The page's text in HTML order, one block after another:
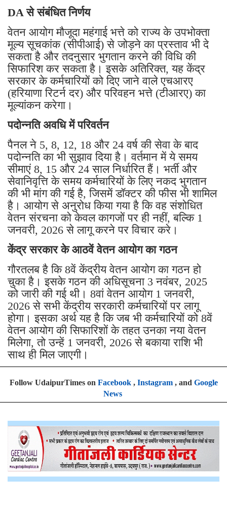
DA से संबंधित निर्णय
वेतन आयोग मौजूदा महंगाई भत्ते को राज्य के उपभोक्ता
मूल्य सूचकांक (सीपीआई) से जोड़ने का प्रस्ताव भी दे
सकता है और तदनुसार भुगतान करने की विधि की
सिफारिश कर सकता है। इसके अतिरिक्त, यह केंद्र
सरकार के कर्मचारियों को दिए जाने वाले एचआरए
(हरियाणा रिटर्न दर) और परिवहन भत्ते (टीआरए) का
मूल्यांकन करेगा।
पदोन्नति अवधि में परिवर्तन
पैनल ने 5, 8, 12, 18 और 24 वर्ष की सेवा के बाद
पदोन्नति का भी सुझाव दिया है। वर्तमान में ये समय
सीमाएं 8, 15 और 24 साल निर्धारित हैं। भर्ती और
सेवानिवृत्ति के समय कर्मचारियों के लिए नकद भुगतान
की भी मांग की गई है, जिसमें डॉक्टर की फीस भी शामिल
है। आयोग से अनुरोध किया गया है कि वह संशोधित
वेतन संरचना को केवल कागजों पर ही नहीं, बल्कि 1
जनवरी, 2026 से लागू करने पर विचार करे।
केंद्र सरकार के आठवें वेतन आयोग का गठन
गौरतलब है कि 8वें केंद्रीय वेतन आयोग का गठन हो
चुका है। इसके गठन की अधिसूचना 3 नवंबर, 2025
को जारी की गई थी। 8वां वेतन आयोग 1 जनवरी,
2026 से सभी केंद्रीय सरकारी कर्मचारियों पर लागू
होगा। इसका अर्थ यह है कि जब भी कर्मचारियों को 8वें
वेतन आयोग की सिफारिशों के तहत उनका नया वेतन
मिलेगा, तो उन्हें 1 जनवरी, 2026 से बकाया राशि भी
साथ ही मिल जाएगी।
Follow UdaipurTimes on Facebook, Instagram, and Google
News